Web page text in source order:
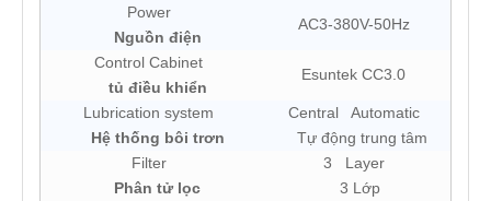
Power
Nguồn điện
AC3-380V-50Hz
Control Cabinet
tủ điều khiển
Esuntek CC3.0
Lubrication system
Hệ thống bôi trơn
Central Automatic
Tự động trung tâm
Filter
Phân tử lọc
3 Layer
3 Lớp